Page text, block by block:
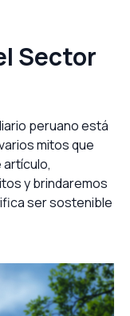
Sector
peruano está
mitos que
artículo,
y brindaremos
ser sostenible